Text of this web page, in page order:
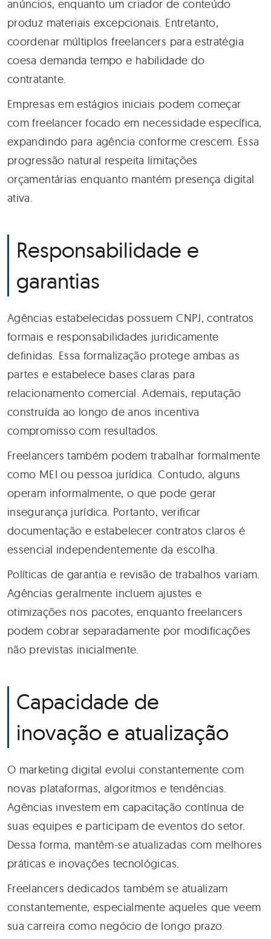
anúncios, enquanto um criador de conteúdo
produz materiais excepcionais. Entretanto,
coordenar múltiplos freelancers para estratégia
coesa demanda tempo e habilidade do
contratante.
Empresas em estágios iniciais podem começar
com freelancer focado em necessidade específica,
expandindo para agência conforme crescem. Essa
progressão natural respeita limitações
orçamentárias enquanto mantém presença digital
ativa.
Responsabilidade e
garantias
Agências estabelecidas possuem CNPJ, contratos
formais e responsabilidades juridicamente
definidas. Essa formalização protege ambas as
partes e estabelece bases claras para
relacionamento comercial. Ademais, reputação
construída ao longo de anos incentiva
compromisso com resultados.
Freelancers também podem trabalhar formalmente
como MEI ou pessoa jurídica. Contudo, alguns
operam informalmente, o que pode gerar
insegurança jurídica. Portanto, verificar
documentação e estabelecer contratos claros é
essencial independentemente da escolha.
Políticas de garantia e revisão de trabalhos variam.
Agências geralmente incluem ajustes e
otimizações nos pacotes, enquanto freelancers
podem cobrar separadamente por modificações
não previstas inicialmente.
Capacidade de
inovação e atualização
O marketing digital evolui constantemente com
novas plataformas, algoritmos e tendências.
Agências investem em capacitação contínua de
suas equipes e participam de eventos do setor.
Dessa forma, mantêm-se atualizadas com melhores
práticas e inovações tecnológicas.
Freelancers dedicados também se atualizam
constantemente, especialmente aqueles que veem
sua carreira como negócio de longo prazo.